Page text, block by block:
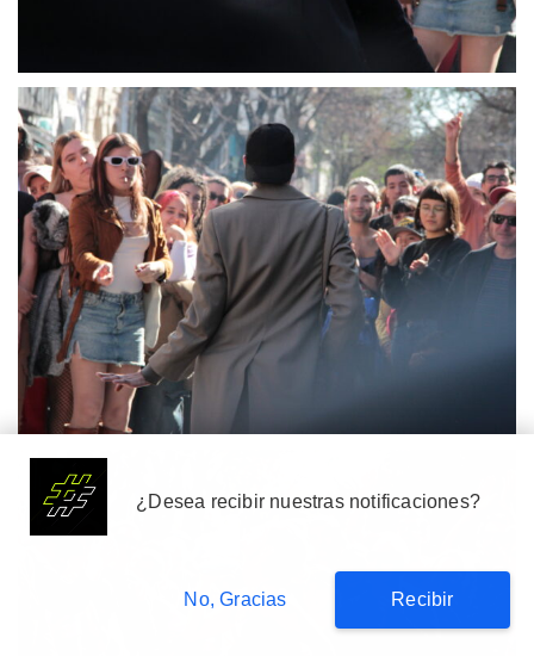
¿Desea recibir nuestras notificaciones?
Recibir
No, Gracias